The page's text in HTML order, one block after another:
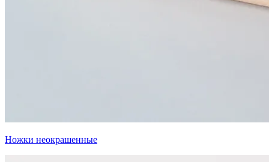
Ножки неокрашенные